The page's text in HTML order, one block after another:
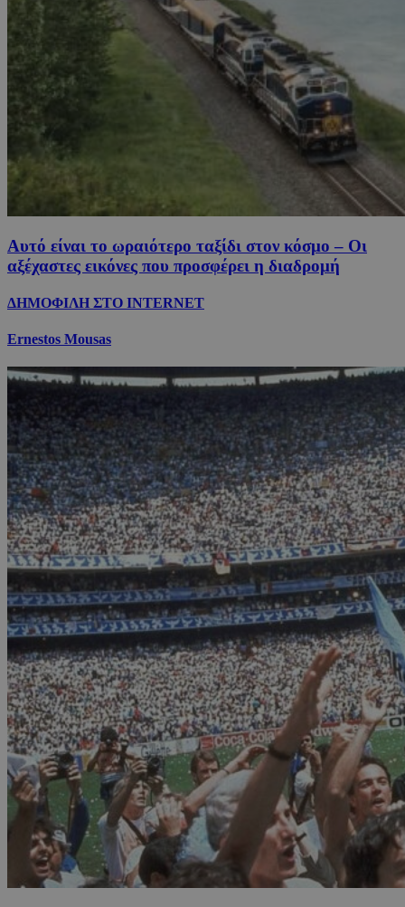
Αυτό είναι το ωραιότερο ταξίδι στον κόσμο – Οι
αξέχαστες εικόνες που προσφέρει η διαδρομή
ΔΗΜΟΦΙΛΗ ΣΤΟ INTERNET
Ernestos Mousas